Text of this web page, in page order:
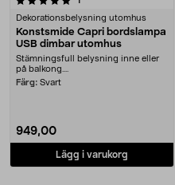
Dekorationsbelysning utomhus
Konstsmide Capri bordslampa
USB dimbar utomhus
Stämningsfull belysning inne eller
på balkong....
Färg: Svart
949,00
Lägg i varukorg